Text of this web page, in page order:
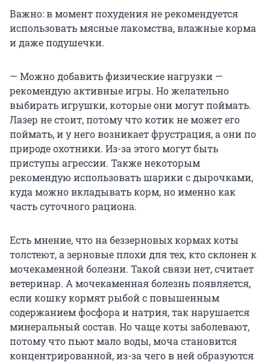
Важно: в момент похудения не рекомендуется
использовать мясные лакомства, влажные корма
и даже подушечки.
— Можно добавить физические нагрузки —
рекомендую активные игры. Но желательно
выбирать игрушки, которые они могут поймать.
Лазер не стоит, потому что котик не может его
поймать, и у него возникает фрустрация, а они по
природе охотники. Из-за этого могут быть
приступы агрессии. Также некоторым
рекомендую использовать шарики с дырочками,
куда можно вкладывать корм, но именно как
часть суточного рациона.
Есть мнение, что на беззерновых кормах коты
толстеют, а зерновые плохи для тех, кто склонен к
мочекаменной болезни. Такой связи нет, считает
ветеринар. А мочекаменная болезнь появляется,
если кошку кормят рыбой с повышенным
содержанием фосфора и натрия, так нарушается
минеральный состав. Но чаще коты заболевают,
потому что пьют мало воды, моча становится
концентрированной, из-за чего в ней образуются